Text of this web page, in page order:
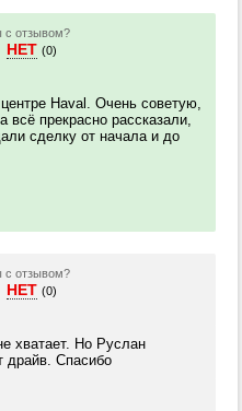
с отзывом?
НЕТ (0)
Haval. Очень советую,
прекрасно рассказали,
сделку от начала и до
с отзывом?
НЕТ (0)
хватает. Но Руслан
драйв. Спасибо